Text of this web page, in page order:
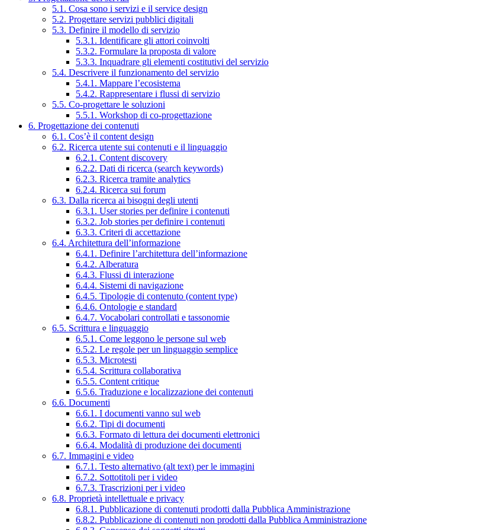
5.1. Cosa sono i servizi e il service design
5.2. Progettare servizi pubblici digitali
5.3. Definire il modello di servizio
5.3.1. Identificare gli attori coinvolti
5.3.2. Formulare la proposta di valore
5.3.3. Inquadrare gli elementi costitutivi del servizio
5.4. Descrivere il funzionamento del servizio
5.4.1. Mappare l’ecosistema
5.4.2. Rappresentare i flussi di servizio
5.5. Co-progettare le soluzioni
5.5.1. Workshop di co-progettazione
6. Progettazione dei contenuti
6.1. Cos’è il content design
6.2. Ricerca utente sui contenuti e il linguaggio
6.2.1. Content discovery
6.2.2. Dati di ricerca (search keywords)
6.2.3. Ricerca tramite analytics
6.2.4. Ricerca sui forum
6.3. Dalla ricerca ai bisogni degli utenti
6.3.1. User stories per definire i contenuti
6.3.2. Job stories per definire i contenuti
6.3.3. Criteri di accettazione
6.4. Architettura dell’informazione
6.4.1. Definire l’architettura dell’informazione
6.4.2. Alberatura
6.4.3. Flussi di interazione
6.4.4. Sistemi di navigazione
6.4.5. Tipologie di contenuto (content type)
6.4.6. Ontologie e standard
6.4.7. Vocabolari controllati e tassonomie
6.5. Scrittura e linguaggio
6.5.1. Come leggono le persone sul web
6.5.2. Le regole per un linguaggio semplice
6.5.3. Microtesti
6.5.4. Scrittura collaborativa
6.5.5. Content critique
6.5.6. Traduzione e localizzazione dei contenuti
6.6. Documenti
6.6.1. I documenti vanno sul web
6.6.2. Tipi di documenti
6.6.3. Formato di lettura dei documenti elettronici
6.6.4. Modalità di produzione dei documenti
6.7. Immagini e video
6.7.1. Testo alternativo (alt text) per le immagini
6.7.2. Sottotitoli per i video
6.7.3. Trascrizioni per i video
6.8. Proprietà intellettuale e privacy
6.8.1. Pubblicazione di contenuti prodotti dalla Pubblica Amministrazione
6.8.2. Pubblicazione di contenuti non prodotti dalla Pubblica Amministrazione